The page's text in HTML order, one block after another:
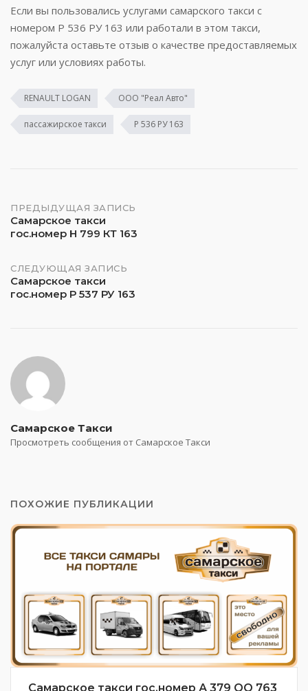
Если вы пользовались услугами самарского такси с
номером Р 536 РУ 163 или работали в этом такси,
пожалуйста оставьте отзыв о качестве предоставляемых
услуг или условиях работы.
RENAULT LOGAN ООО "Реал Авто"
пассажирское такси Р 536 РУ 163
Навигация
по
записям
ПРЕДЫДУЩАЯ ЗАПИСЬ
Самарское такси
гос.номер Н 799 КТ 163
СЛЕДУЮЩАЯ ЗАПИСЬ
Самарское такси
гос.номер Р 537 РУ 163
Самарское Такси
Просмотреть сообщения от Самарское Такси
ПОХОЖИЕ ПУБЛИКАЦИИ
Самарское такси гос.номер А 379 ОО 763